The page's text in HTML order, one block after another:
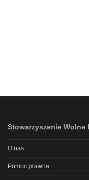
Stowarzyszenie Wolne
O nas
Pomoc prawna